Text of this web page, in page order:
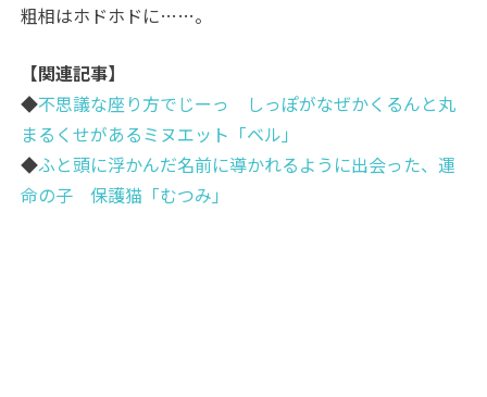
粗相はホドホドに……。
【関連記事】
◆不思議な座り方でじーっ しっぽがなぜかくるんと丸
まるくせがあるミヌエット「ベル」
◆ふと頭に浮かんだ名前に導かれるように出会った、運
命の子 保護猫「むつみ」